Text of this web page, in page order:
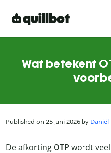
Wat betekent
Published on 25 juni 2026 by Daniël
De afkorting OTP wordt